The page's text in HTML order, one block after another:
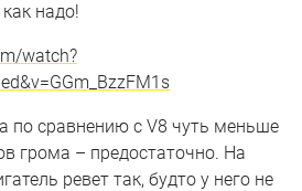
надо!
watch?
по сравнению с V8 чуть меньше
грома – предостаточно. На
ревет так, будто у него не